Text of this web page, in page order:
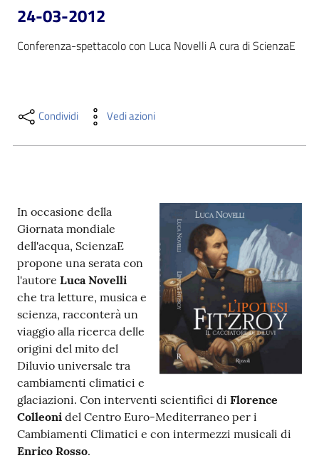
Scopri
Casa
Piani
Archivio
storico
Decentrate
Patto
per
la
24-03-2012
Conferenza-spettacolo con Luca Novelli A cura di ScienzaE
Condividi Vedi azioni
In occasione della
Giornata mondiale
dell'acqua, ScienzaE
propone una serata con
l'autore Luca Novelli
che tra letture, musica e
scienza, racconterà un
viaggio alla ricerca delle
origini del mito del
Diluvio universale tra
cambiamenti climatici e
glaciazioni. Con interventi scientifici di Florence
Colleoni del Centro Euro-Mediterraneo per i
Cambiamenti Climatici e con intermezzi musicali di
Enrico Rosso.